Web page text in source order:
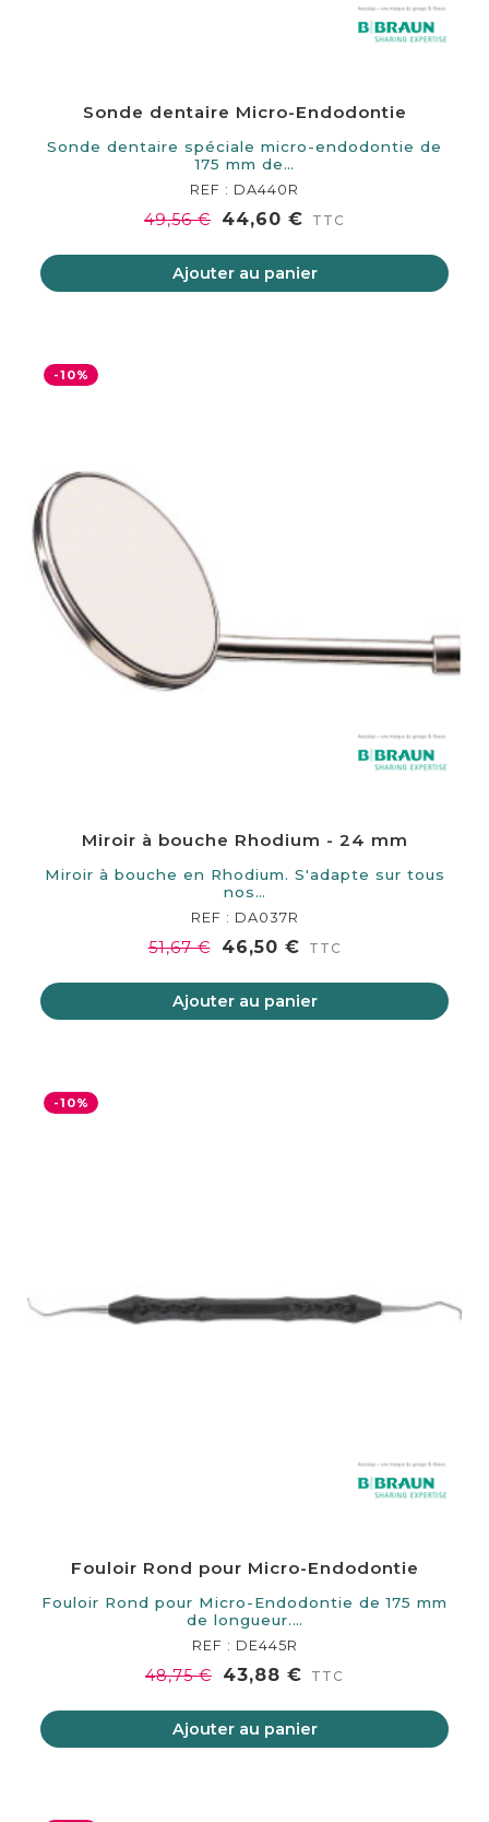
Sonde dentaire Micro-Endodontie
Sonde dentaire spéciale micro-endodontie de
175 mm de…
REF : DA440R
49,56 € 44,60 € TTC
Ajouter au panier
-10%
Miroir à bouche Rhodium - 24 mm
Miroir à bouche en Rhodium. S'adapte sur tous
nos…
REF : DA037R
51,67 € 46,50 € TTC
Ajouter au panier
-10%
Fouloir Rond pour Micro-Endodontie
Fouloir Rond pour Micro-Endodontie de 175 mm
de longueur.…
REF : DE445R
48,75 € 43,88 € TTC
Ajouter au panier